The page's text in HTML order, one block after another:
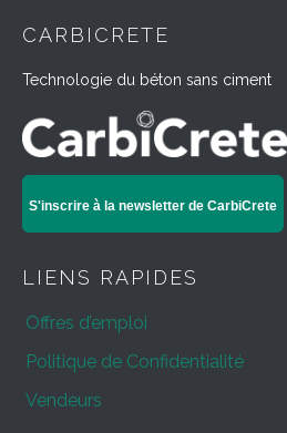
CARBICRETE
Technologie du béton sans ciment
S'inscrire à la newsletter de CarbiCrete
LIENS RAPIDES
Offres d’emploi
Politique de Confidentialité
Vendeurs